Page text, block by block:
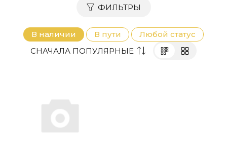
ФИЛЬТРЫ
В наличии В пути
Любой статус
СНАЧАЛА ПОПУЛЯРНЫЕ